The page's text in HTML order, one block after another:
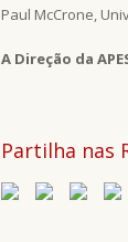
Paul McCrone,
A Direção da
Partilha nas